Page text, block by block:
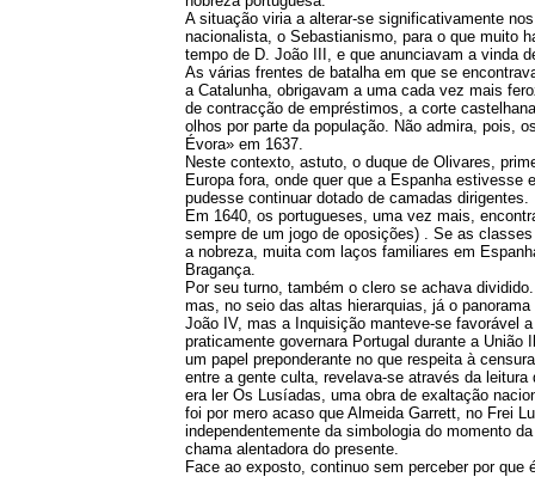
A situação viria a alterar-se significativamente
nacionalista, o Sebastianismo, para o que muito
tempo de D. João III, e que anunciavam a vinda
As várias frentes de batalha em que se
a Catalunha, obrigavam a uma cada vez mais
de contracção de empréstimos, a corte
olhos por parte da população. Não admira, pois,
Évora» em 1637.
Neste contexto, astuto, o duque de Olivares,
Europa fora, onde quer que a Espanha
pudesse continuar dotado de camadas dirigentes.
Em 1640, os portugueses, uma vez mais,
sempre de um jogo de oposições) . Se as
a nobreza, muita com laços familiares em
Bragança.
Por seu turno, também o clero se achava
mas, no seio das altas hierarquias, já o
João IV, mas a Inquisição manteve-se favorável
praticamente governara Portugal durante a
um papel preponderante no que respeita à
entre a gente culta, revelava-se através da
era ler Os Lusíadas, uma obra de exaltação
foi por mero acaso que Almeida Garrett, no Frei
independentemente da simbologia do momento
chama alentadora do presente.
Face ao exposto, continuo sem perceber por